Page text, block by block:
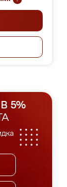
5%